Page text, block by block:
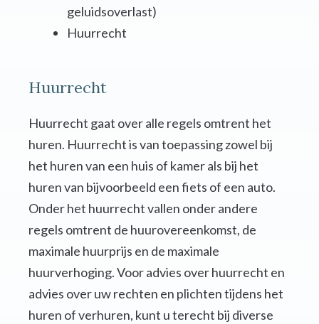
geluidsoverlast)
Huurrecht
Huurrecht
Huurrecht gaat over alle regels omtrent het
huren. Huurrecht is van toepassing zowel bij
het huren van een huis of kamer als bij het
huren van bijvoorbeeld een fiets of een auto.
Onder het huurrecht vallen onder andere
regels omtrent de huurovereenkomst, de
maximale huurprijs en de maximale
huurverhoging. Voor advies over huurrecht en
advies over uw rechten en plichten tijdens het
huren of verhuren, kunt u terecht bij diverse